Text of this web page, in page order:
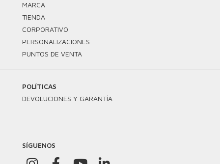
MARCA
TIENDA
CORPORATIVO
PERSONALIZACIONES
PUNTOS DE VENTA
POLÍTICAS
DEVOLUCIONES Y GARANTÍA
SÍGUENOS